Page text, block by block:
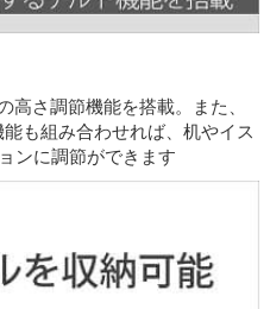
高さ調節機能を搭載。また、
も組み合わせれば、机やイス
ンに調節ができます